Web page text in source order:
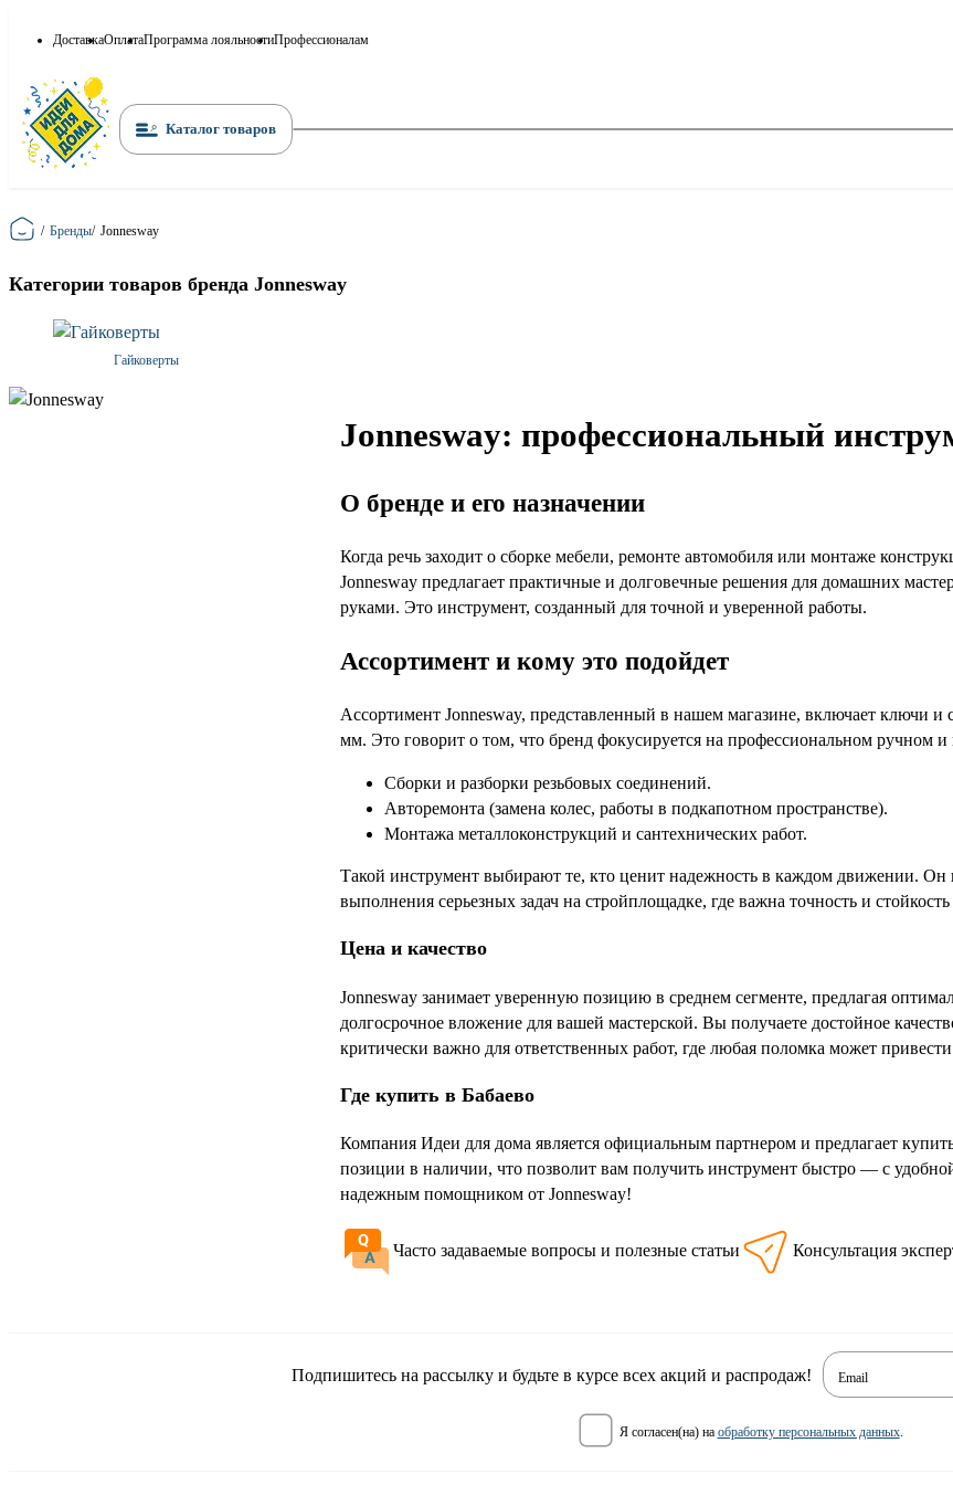
ДоставкаОплатаПрограмма лояльностиПрофессионалам
Каталог товаров
Главная
/ Бренды/ Jonnesway
Категории товаров бренда Jonnesway
Гайковерты
Jonnesway: профессиональный
О бренде и его назначении
Когда речь заходит о сборке мебели, ремонте автомобиля или монтаже
Jonnesway предлагает практичные и долговечные решения для домашних
руками. Это инструмент, созданный для точной и уверенной работы.
Ассортимент и кому это подойдет
Ассортимент Jonnesway, представленный в нашем магазине, включает ключи и
мм. Это говорит о том, что бренд фокусируется на профессиональном ручном
Сборки и разборки резьбовых соединений.
Авторемонта (замена колес, работы в подкапотном пространстве).
Монтажа металлоконструкций и сантехнических работ.
Такой инструмент выбирают те, кто ценит надежность в каждом движении. Он
выполнения серьезных задач на стройплощадке, где важна точность и
Цена и качество
Jonnesway занимает уверенную позицию в среднем сегменте, предлагая
долгосрочное вложение для вашей мастерской. Вы получаете достойное
критически важно для ответственных работ, где любая поломка может
Где купить в Бабаево
Компания Идеи для дома является официальным партнером и предлагает
позиции в наличии, что позволит вам получить инструмент быстро — с
надежным помощником от Jonnesway!
Часто задаваемые вопросы и полезные статьи Консультация
Подпишитесь на рассылку и будьте в курсе всех акций и распродаж! Email
я согласен(на) на обработку персональных данных.